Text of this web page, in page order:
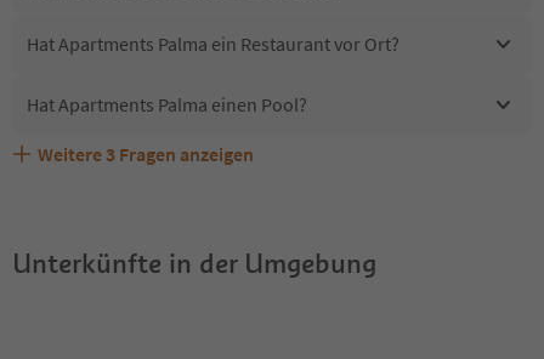
Hat Apartments Palma ein Restaurant vor Ort?
Hat Apartments Palma einen Pool?
Sind Haustiere in der Unterkunft Apartments Palma
Welche Services bietet Apartments Palma?
Erhalten die Gäste von Apartments Palma einen Südtirol
Weitere 3 Fragen anzeigen
Unterkünfte in der Umgebung